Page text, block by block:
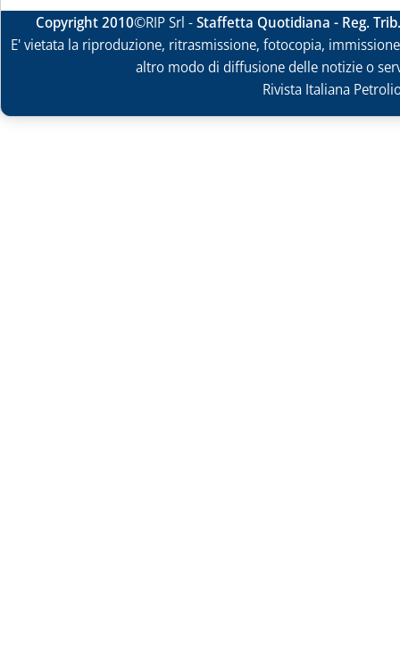
Copyright 2010©RIP Srl -Staffetta Quotidiana - Reg.
E' vietata la riproduzione, ritrasmissione, fotocopia,
altro modo di diffusione delle notizie o
Rivista Italiana